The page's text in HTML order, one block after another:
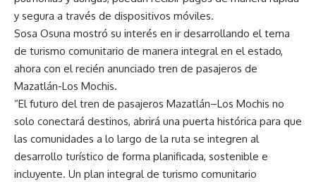
y segura a través de dispositivos móviles.
Sosa Osuna mostró su interés en ir desarrollando el tema
de turismo comunitario de manera integral en el estado,
ahora con el recién anunciado tren de pasajeros de
Mazatlán-Los Mochis.
“El futuro del tren de pasajeros Mazatlán–Los Mochis no
solo conectará destinos, abrirá una puerta histórica para que
las comunidades a lo largo de la ruta se integren al
desarrollo turístico de forma planificada, sostenible e
incluyente. Un plan integral de turismo comunitario